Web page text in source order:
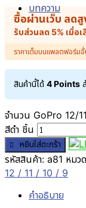
บทความ
ซื้อผ่านเว็บ ลด
รับส่วนลด 5% เมื่อ
ราคาเต็มบนแพลตฟอร์มอื่
สินค้านี้ได้ 4 Points
จำนวน GoPro 12/
สีดำ ชิ้น
หยิบใส่ตะกร้า
รหัสสินค้า: a81 หมว
12 / 11 / 10 / 9
คำอธิบาย